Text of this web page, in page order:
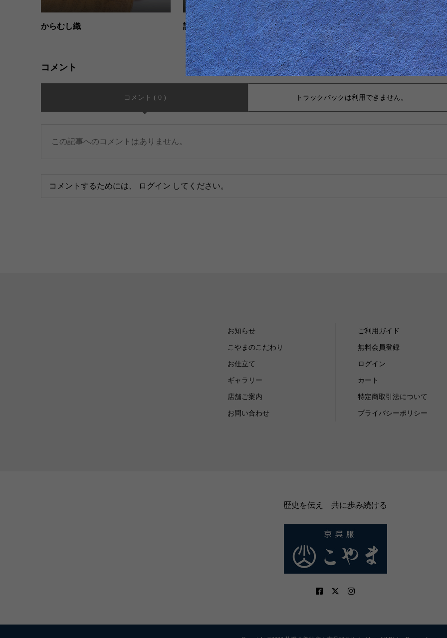
からむし織 訪問着
コメント
コメント ( 0 ) トラックバックは利用できません。
この記事へのコメントはありません。
コメントするためには、 ログイン してください。
お知らせ
こやまのこだわり
お仕立て
ギャラリー
店舗ご案内
お問い合わせ
ご利用ガイド
無料会員登録
ログイン
カート
特定商取引法について
プライバシーポリシー
歴史を伝え 共に歩み続ける